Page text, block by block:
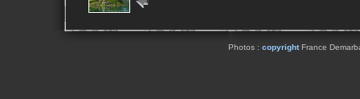
Photos : copyrightFrance